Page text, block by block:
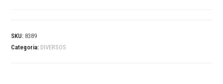
SKU: 8389
Categoria: DIVERSOS